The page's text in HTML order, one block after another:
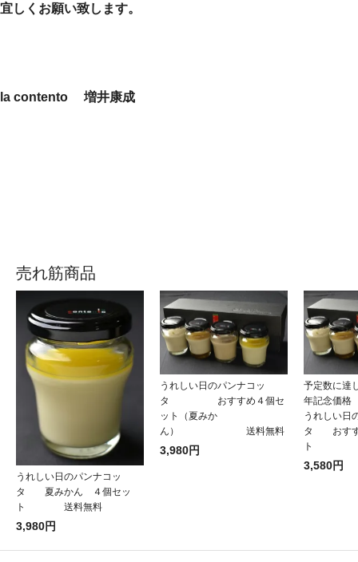
宜しくお願い致します。
la contento 増井康成
売れ筋商品
うれしい日のパンナコッ
タ 夏みかん ４個セッ
ト 送料無料
3,980円
うれしい日のパンナコッ
タ おすすめ４個セ
ット（夏みか
ん） 送料無料
3,980円
予定数に達
年記念価
うれしい日
タ おすす
ト 送
3,580円